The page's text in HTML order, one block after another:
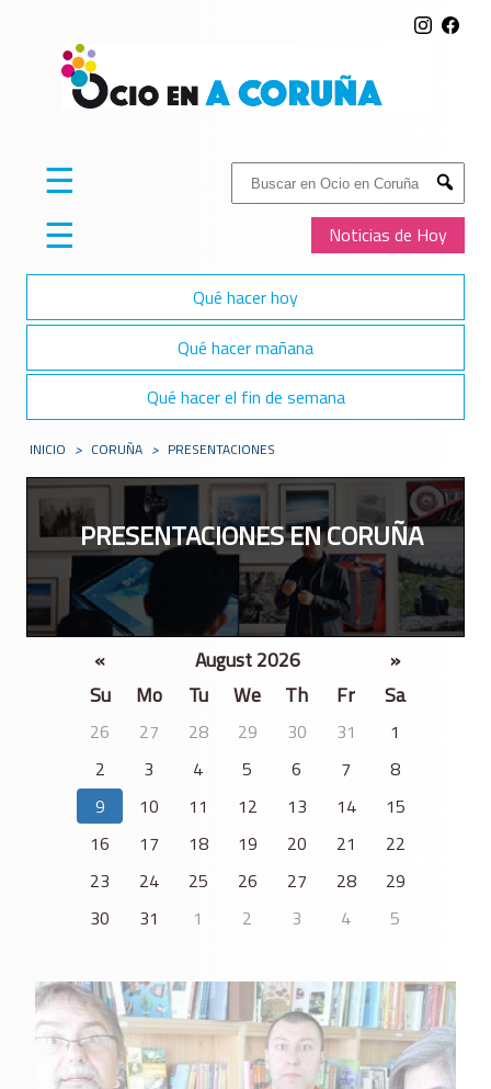
Buscar:
Submit
Noticias de Hoy
☰
☰
Qué hacer hoy
Qué hacer mañana
Qué hacer el fin de semana
INICIO > CORUÑA > PRESENTACIONES
PRESENTACIONES EN CORUÑA
« August 2026
»
Su
Mo Tu We Th Fr Sa
26 27 28 29 30 31
1
2
3 4 5 6 7
8
9
10 11 12 13 14
15
16
17 18 19 20 21
22
23
24 25 26 27 28
29
30
31 1 2 3 4 5